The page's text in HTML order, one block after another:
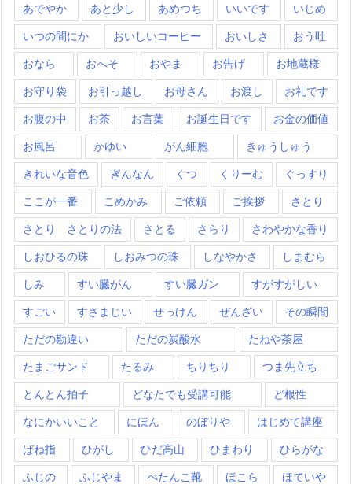
あでやか あと少し あめつち いいです いじめ
いつの間にか おいしいコーヒー おいしさ おう吐
おなら おへそ おやま お告げ お地蔵様
お守り袋 お引っ越し お母さん お渡し お礼です
お腹の中 お茶 お言葉 お誕生日です お金の価値
お風呂 かゆい がん細胞 きゅうしゅう
きれいな音色 ぎんなん くつ くりーむ ぐっすり
ここが一番 こめかみ ご依頼 ご挨拶 さとり
さとり さとりの法 さとる さらり さわやかな香り
しおひるの珠 しおみつの珠 しなやかさ しまむら
しみ すい臓がん すい臓ガン すがすがしい
すごい すさまじい せっけん ぜんざい その瞬間
ただの勘違い ただの炭酸水 たねや茶屋
たまごサンド たるみ ちりちり つま先立ち
とんとん拍子 どなたでも受講可能 ど根性
なにかいいこと にほん のぼりや はじめて講座
ばね指 ひがし ひだ高山 ひまわり ひらがな
ふじの ふじやま ぺたんこ靴 ほこら ほていや